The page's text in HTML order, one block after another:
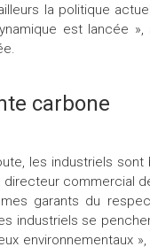
la politique
est lancée
carbone
les industriels
directeur commercial
garants du
industriels se
environnementaux